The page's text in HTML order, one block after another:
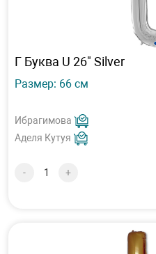
Г Буква U 26" Silver
Размер: 66 см
Ибрагимова
Аделя Кутуя
- +